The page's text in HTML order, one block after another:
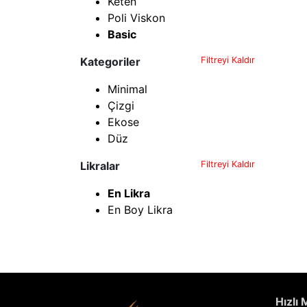
Poli Viskon
Basic
Kategoriler
Filtreyi Kaldır
Minimal
Çizgi
Ekose
Düz
Likralar
Filtreyi Kaldır
En Likra
En Boy Likra
Hızlı